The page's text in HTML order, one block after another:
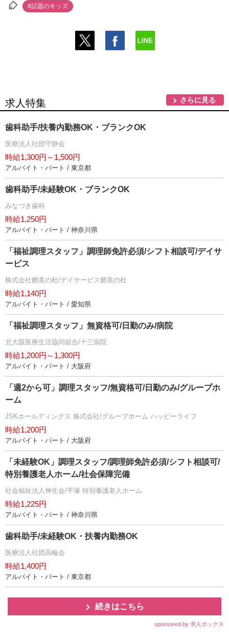
#話題のキッズ
求人特集 さらに見る
歯科助手/扶養内勤務OK・ブランクOK
医療法人社団守静会
時給1,300円～1,500円
アルバイト・パート / 東京都
歯科助手/未経験OK・ブランクOK
みなづき歯科
時給1,250円
アルバイト・パート / 神奈川県
「福祉調理スタッフ」調理師免許必須/シフト相談可/デイサ
ービス
株式会社郷美の杜/デイサービス郷美の杜
時給1,140円
アルバイト・パート / 愛知県
「福祉調理スタッフ」無資格可/日勤のみ/病院
北大阪医療生活協同組合/十三病院
時給1,200円～1,300円
アルバイト・パート / 大阪府
「週2から可」調理スタッフ/無資格可/日勤のみ/グループホ
ーム
JSKホールディングス 株式会社/グループホーム ハッピーライフ
時給1,200円
アルバイト・パート / 大阪府
「未経験OK」調理スタッフ/調理師免許必須/シフト相談可/
特別養護老人ホーム/社会保障完備
社会福祉法人伸生会/平塚 特別養護老人ホーム
時給1,225円
アルバイト・パート / 神奈川県
歯科助手/未経験OK・扶養内勤務OK
医療法人社団高輪会
時給1,400円
アルバイト・パート / 東京都
続きはこちら
sponsored by 求人ボックス